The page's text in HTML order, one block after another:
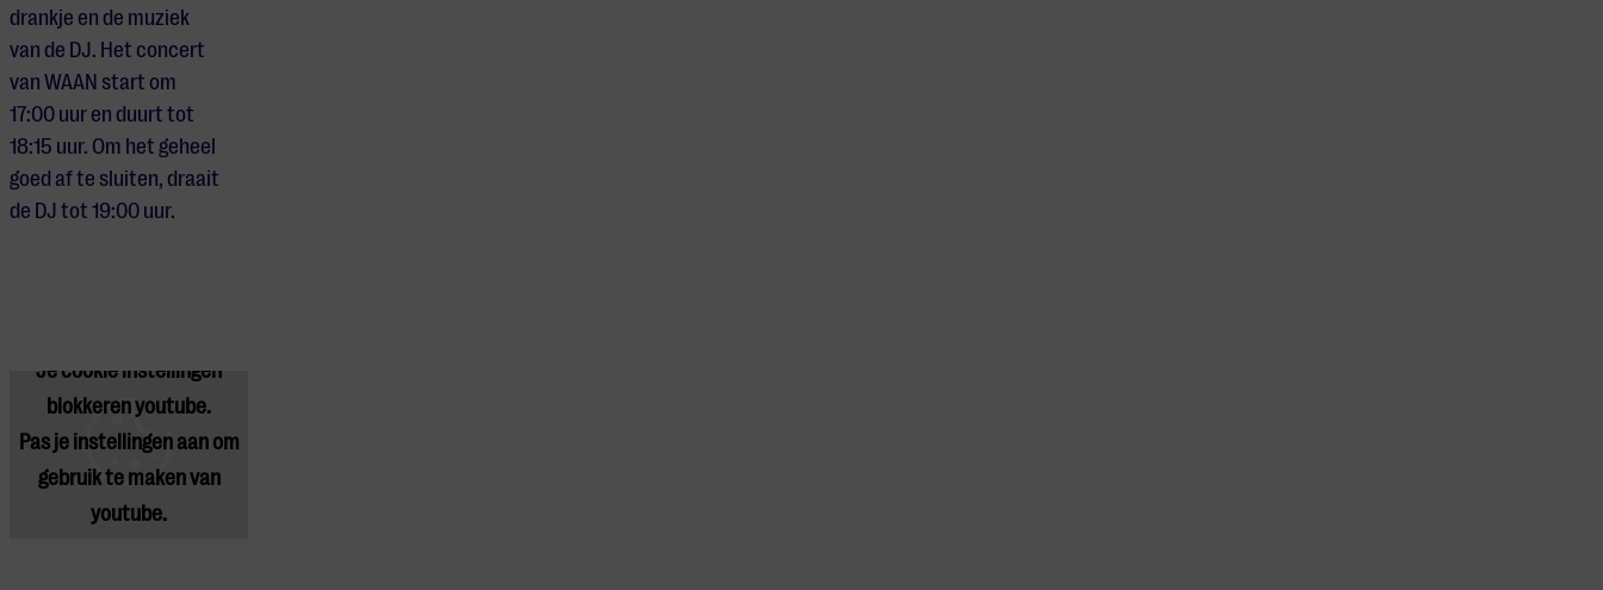
drankje en de muziek
van de DJ. Het concert
van WAAN start om
17:00 uur en duurt tot
18:15 uur. Om het geheel
goed af te sluiten, draait
de DJ tot 19:00 uur.
Je cookie instellingen
blokkeren youtube.
Pas je instellingenaan om
gebruik te maken van
youtube.